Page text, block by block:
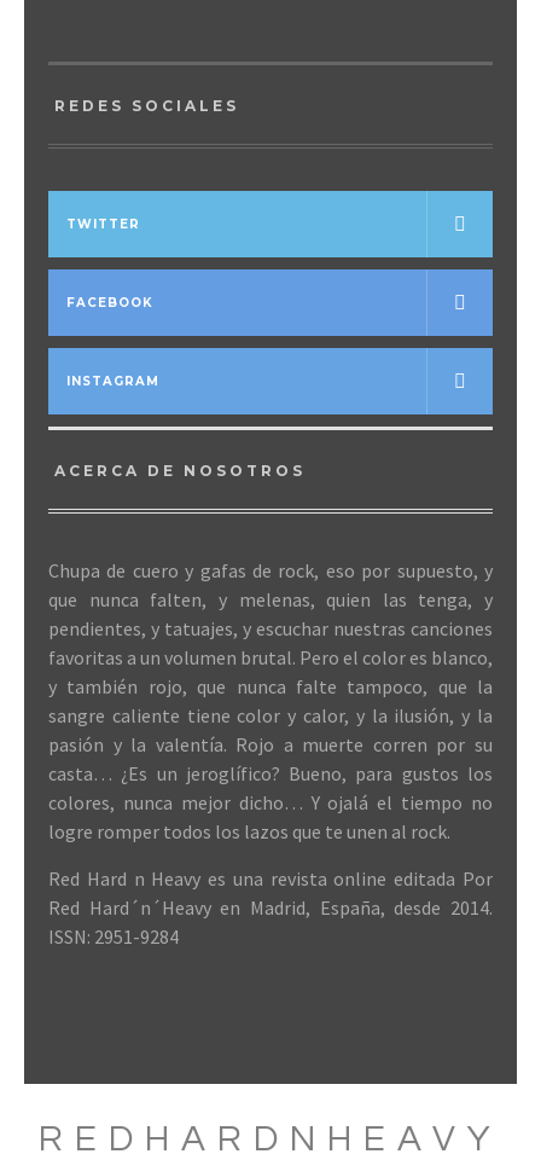
REDES SOCIALES
TWITTER
FACEBOOK
INSTAGRAM
ACERCA DE NOSOTROS
Chupa de cuero y gafas de rock, eso por supuesto, y
que nunca falten, y melenas, quien las tenga, y
pendientes, y tatuajes, y escuchar nuestras canciones
favoritas a un volumen brutal. Pero el color es blanco,
y también rojo, que nunca falte tampoco, que la
sangre caliente tiene color y calor, y la ilusión, y la
pasión y la valentía. Rojo a muerte corren por su
casta… ¿Es un jeroglífico? Bueno, para gustos los
colores, nunca mejor dicho… Y ojalá el tiempo no
logre romper todos los lazos que te unen al rock.
Red Hard n Heavy es una revista online editada Por
Red Hard´n´Heavy en Madrid, España, desde 2014.
ISSN: 2951-9284
REDHARDNHEAVY